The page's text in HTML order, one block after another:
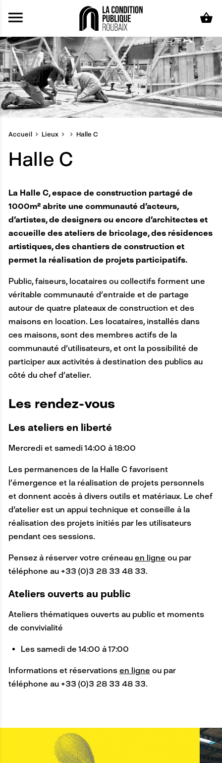
Aller au contenu principal
Accueil Lieux Halle C
Halle C
La Halle C, espace de construction partagé de
1000m² abrite une communauté d'acteurs,
d'artistes, de designers ou encore d'architectes et
accueille des ateliers de bricolage, des résidences
artistiques, des chantiers de construction et
permet la réalisation de projets participatifs.
Public, faiseurs, locataires ou collectifs forment une
véritable communauté d’entraide et de partage
autour de quatre plateaux de construction et des
maisons en location. Les locataires, installés dans
ces maisons, sont des membres actifs de la
communauté d’utilisateurs, et ont la possibilité de
participer aux activités à destination des publics au
côté du chef d’atelier.
A
C
R
E
Les rendez-vous
Les ateliers en liberté
Mercredi et samedi 14:00 à 18:00
Les permanences de la Halle C favorisent
l’émergence et la réalisation de projets personnels
et donnent accès à divers outils et matériaux. Le chef
d'atelier est un appui technique et conseille à la
réalisation des projets initiés par les utilisateurs
pendant ces sessions.
Pensez à réserver votre créneau en ligne ou par
téléphone au +33 (0)3 28 33 48 33.
Ateliers ouverts au public
Ateliers thématiques ouverts au public et moments
de convivialité
Les samedi de 14:00 à 17:00
Informations et réservations en ligne ou par
téléphone au +33 (0)3 28 33 48 33.